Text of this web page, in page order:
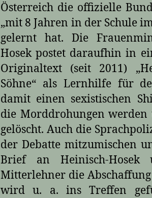
Österreich die offizielle
„mit 8 Jahren in der Schule
gelernt hat. Die
Hosek postet daraufhin in
Originaltext (seit 2011)
Söhne“ als Lernhilfe für
damit einen sexistischen
die Morddrohungen werden
gelöscht. Auch die
der Debatte mitzumischen
Brief an Heinisch-Hosek
Mitterlehner die
wird u. a. ins Treffen